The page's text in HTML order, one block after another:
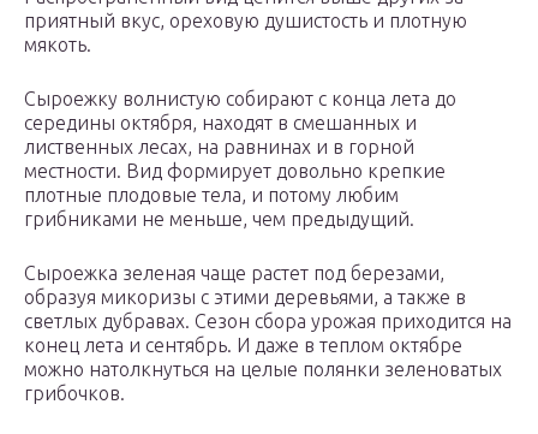
приятный вкус, ореховую душистость и плотную
мякоть.
Сыроежку волнистую собирают с конца лета до
середины октября, находят в смешанных и
лиственных лесах, на равнинах и в горной
местности. Вид формирует довольно крепкие
плотные плодовые тела, и потому любим
грибниками не меньше, чем предыдущий.
Сыроежка зеленая чаще растет под березами,
образуя микоризы с этими деревьями, а также в
светлых дубравах. Сезон сбора урожая приходится на
конец лета и сентябрь. И даже в теплом октябре
можно натолкнуться на целые полянки зеленоватых
грибочков.